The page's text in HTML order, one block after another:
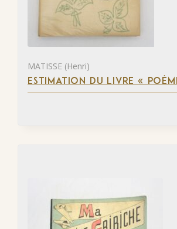
MATISSE (Henri)
ESTIMATION DU LIVRE «